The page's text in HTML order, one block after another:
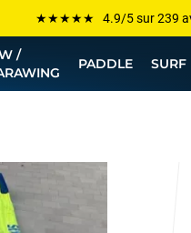
Les plus grandes marques
Jusqu’à -75% de remise
💰 Meilleur prix garanti —
/
PADDLE SURF